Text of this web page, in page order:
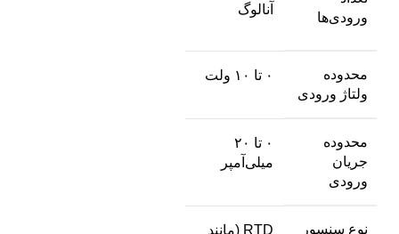
ورودی‌ها
آنالوگ
محدوده
ولتاژ ورودی
۰ تا ۱۰ ولت
محدوده
جریان
ورودی
۰ تا ۲۰
میلی‌آمپر
نوع سنسور RTD (مانند